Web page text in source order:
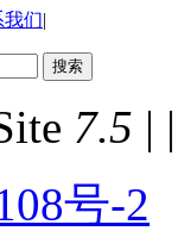
我们|
7.5 | |
号-2